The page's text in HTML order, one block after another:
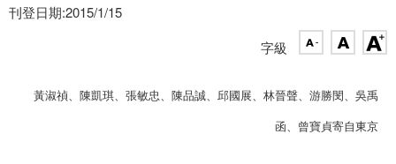
刊登日期:2015/1/15
字級
黃淑禎、陳凱琪、張敏忠、陳品誠、邱國展、林晉聲、游勝閔、吳禹
函、曾寶貞寄自東京